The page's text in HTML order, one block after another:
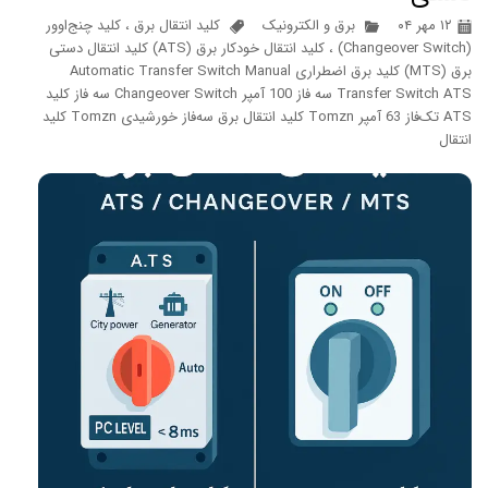
۱۲ مهر ۰۴ برق و الکترونیک کلید انتقال برق ، کلید چنج‌اوور
(Changeover Switch)
،
کلید انتقال خودکار برق (ATS) کلید انتقال دستی
برق (MTS) کلید برق اضطراری Automatic Transfer Switch Manual
Transfer Switch ATS سه فاز 100 آمپر Changeover Switch سه فاز کلید
ATS تک‌فاز 63 آمپر Tomzn کلید انتقال برق سه‌فاز خورشیدی Tomzn کلید
انتقال